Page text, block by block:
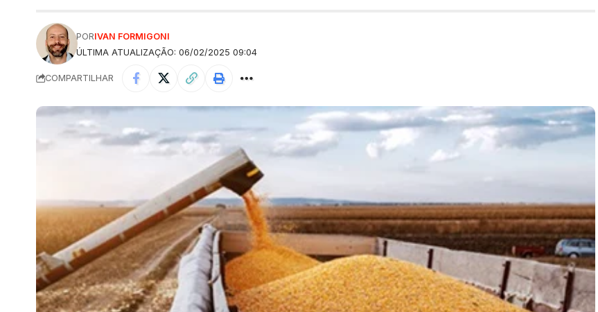
ÚLTIMA ATUALIZAÇÃO: 06/02/2025 09:04
PORIVAN FORMIGONI
COMPARTILHAR